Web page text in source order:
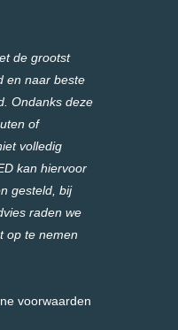
de grootst
en naar beste
Ondanks deze
of
volledig
kan hiervoor
gesteld, bij
raden we
op te nemen
voorwaarden